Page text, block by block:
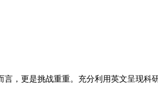
言，更是挑战重重。充分利用英文呈现科